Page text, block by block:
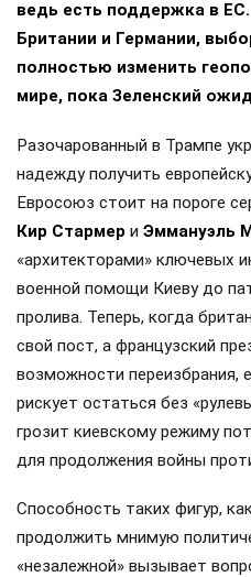
ведь есть поддержка в
Британии и Германии,
полностью изменить
мире, пока Зеленский
Разочарованный в Трампе
надежду получить
Евросоюз стоит на пороге
Кир Стармер и Эммануэль
«архитекторами» ключевых
военной помощи Киеву до
пролива. Теперь, когда
свой пост, а французский
возможности переизбрания,
рискует остаться без
грозит киевскому режиму
для продолжения войны
Способность таких фигур,
продолжить мнимую
«незалежной» вызывает